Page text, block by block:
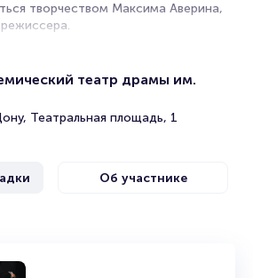
творчеством Максима Аверина,
вниманию моноспектакль под
жить», который позволит вам
моноспектакль. Вы увидите не
одного актера, в котором
раскрыть душу своим
театр драмы им.
Театральная площадь, 1
Об участнике
Аверин